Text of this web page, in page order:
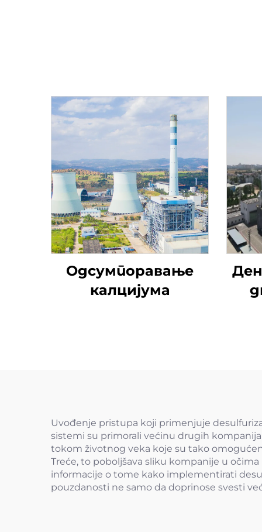
Одсумпоравање
калцијума
Uvođenje pristupa koji primenjuje
sistemi su primorali većinu drugih
tokom životnog veka koje su tako
Treće, to poboljšava sliku kompanije u
informacije o tome kako implementirati
pouzdanosti ne samo da doprinose svesti